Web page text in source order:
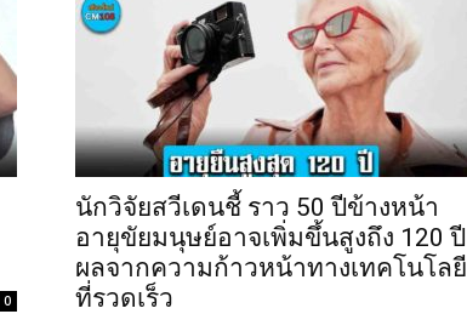
0
นักวิจัยสวีเดนชี้ ราว 50 ปีข้างหน้า
อายุขัยมนุษย์อาจเพิ่มขึ้นสูงถึง 120 ปี
ผลจากความก้าวหน้าทางเทคโนโลยี
ที่รวดเร็ว